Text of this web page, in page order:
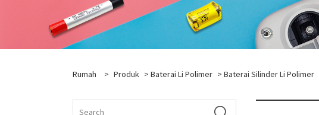
Rumah > Produk > Baterai Li Polimer > Baterai Silinder Li Polimer